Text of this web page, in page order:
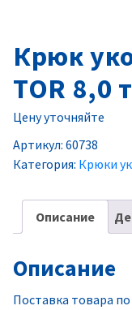
Крюк
TOR 8,0
Цену уточняйте
Артикул: 60738
Категория: Крюки
Описание
Описание
Поставка товара